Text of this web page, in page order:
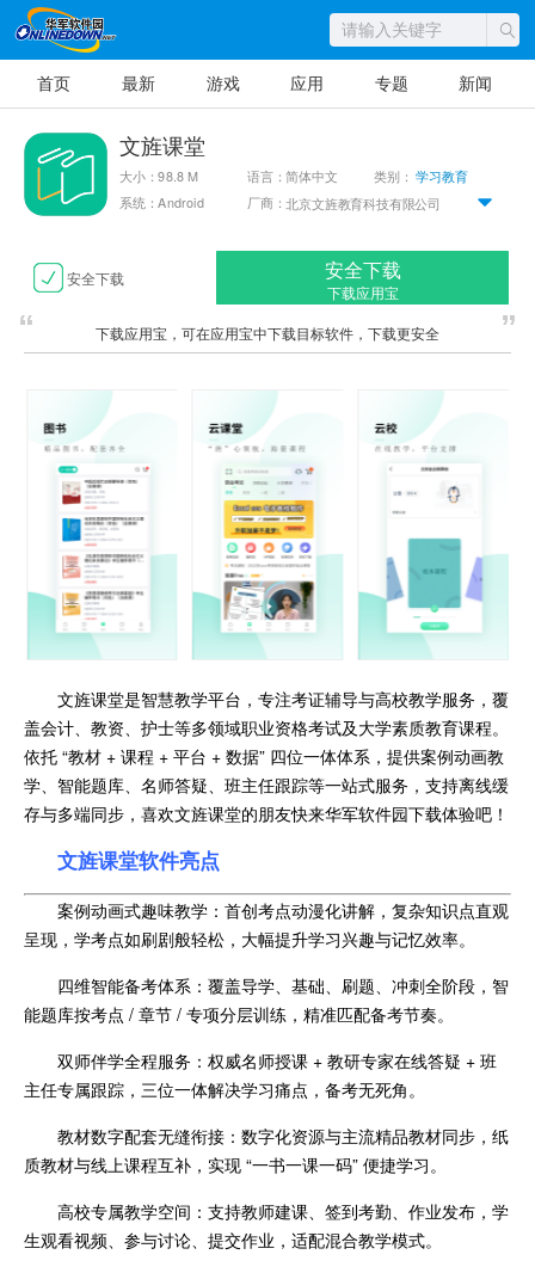
首页 最新 游戏 应用 专题 新闻
文旌课堂
大小：98.8 M 语言：简体中文 类别：学习教育
系统：Android
厂商：北京文旌教育科技有限公司
安全下载 安全下载
下载应用宝
下载应用宝，可在应用宝中下载目标软件，下载更安全
文旌课堂是智慧教学平台，专注考证辅导与高校教学服务，覆
盖会计、教资、护士等多领域职业资格考试及大学素质教育课程。
依托 “教材 + 课程 + 平台 + 数据” 四位一体体系，提供案例动画教
学、智能题库、名师答疑、班主任跟踪等一站式服务，支持离线缓
存与多端同步，喜欢文旌课堂的朋友快来华军软件园下载体验吧！
文旌课堂软件亮点
案例动画式趣味教学：首创考点动漫化讲解，复杂知识点直观
呈现，学考点如刷剧般轻松，大幅提升学习兴趣与记忆效率。
四维智能备考体系：覆盖导学、基础、刷题、冲刺全阶段，智
能题库按考点 / 章节 / 专项分层训练，精准匹配备考节奏。
双师伴学全程服务：权威名师授课 + 教研专家在线答疑 + 班
主任专属跟踪，三位一体解决学习痛点，备考无死角。
教材数字配套无缝衔接：数字化资源与主流精品教材同步，纸
质教材与线上课程互补，实现 “一书一课一码” 便捷学习。
高校专属教学空间：支持教师建课、签到考勤、作业发布，学
生观看视频、参与讨论、提交作业，适配混合教学模式。